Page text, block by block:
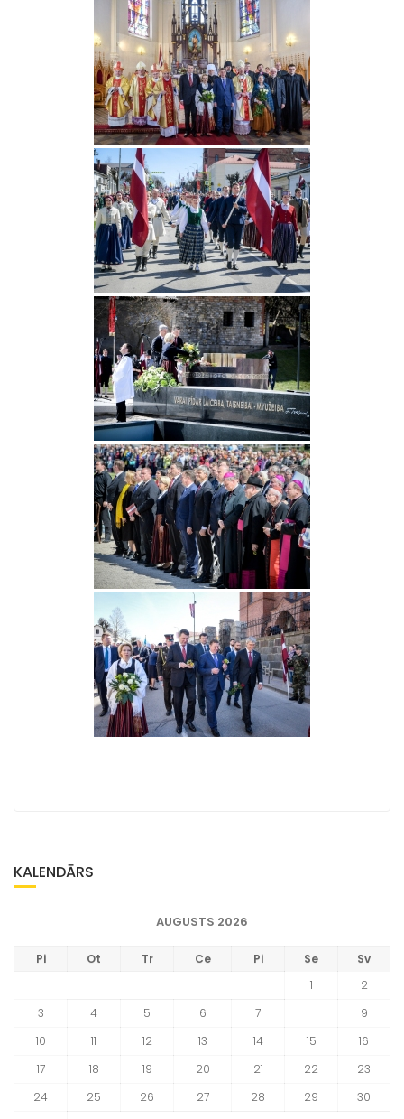
KALENDĀRS
AUGUSTS 2026
Pi Ot Tr Ce Pi Se
Sv
1
2
3
4 5 6 7
9
10
11 12 13 14 15
16
17
18 19 20 21 22
23
24
25 26 27 28 29
30